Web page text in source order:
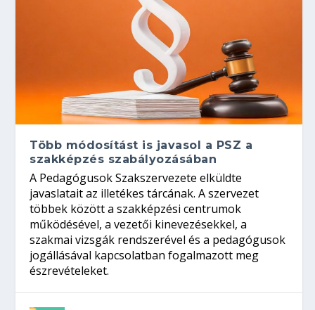
Több módosítást is javasol a PSZ a
szakképzés szabályozásában
A Pedagógusok Szakszervezete elküldte
javaslatait az illetékes tárcának. A szervezet
többek között a szakképzési centrumok
működésével, a vezetői kinevezésekkel, a
szakmai vizsgák rendszerével és a pedagógusok
jogállásával kapcsolatban fogalmazott meg
észrevételeket.